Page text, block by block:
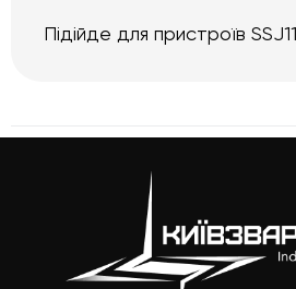
Підійде для пристроїв SSJ11